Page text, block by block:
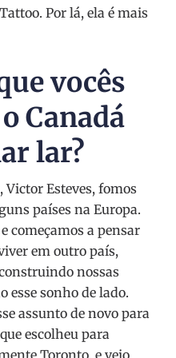
Por lá, ela é mais
vocês
Canadá
lar?
Victor Esteves, fomos
países na Europa.
começamos a pensar
em outro país,
nossas
esse sonho de lado.
assunto de novo para
escolheu para